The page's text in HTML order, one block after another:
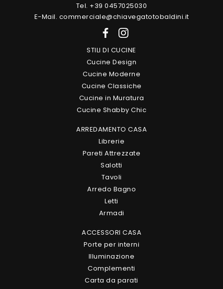
Tel. +39 0457025030
E-Mail. commerciale@chiavegatotobaldini.it
STILI DI CUCINE
Cucine Design
Cucine Moderne
Cucine Classiche
Cucine in Muratura
Cucine Shabby Chic
ARREDAMENTO CASA
Librerie
Pareti Attrezzate
Salotti
Tavoli
Arredo Bagno
Letti
Armadi
ACCESSORI CASA
Porte per interni
Illuminazione
Complementi
Carta da parati